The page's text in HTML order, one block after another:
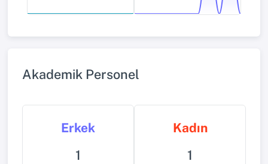
Akademik Personel
Erkek
1
Kadın
1